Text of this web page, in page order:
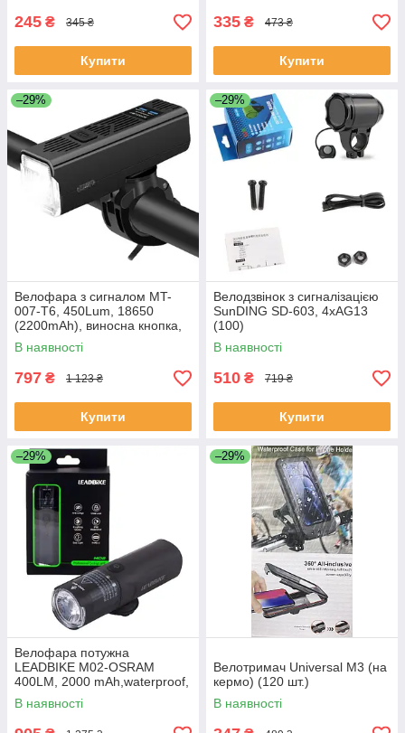
245 ₴ 345 ₴
Купити
335 ₴ 473 ₴
Купити
–29%
Велофара з сигналом MT-
007-T6, 450Lum, 18650
(2200mAh), виносна кнопка,
Waterproof, ЗП mircoUSB
В наявності
797 ₴ 1 123 ₴
Купити
–29%
Велодзвінок з сигналізацією
SunDING SD-603, 4xAG13
(100)
В наявності
510 ₴ 719 ₴
Купити
–29%
Велофара потужна
LEADBIKE M02-OSRAM
400LM, 2000 mAh,waterproof,
children lock, ЗП Type-C (100)
В наявності
–29%
Велотримач Universal M3 (на
кермо) (120 шт.)
В наявності